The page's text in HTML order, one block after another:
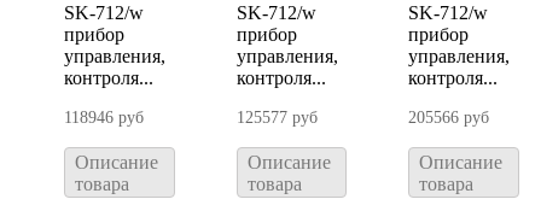
SK-712/w
прибор
управления,
контроля...
118946 руб
Описание
товара
SK-712/w
прибор
управления,
контроля...
125577 руб
Описание
товара
SK-712/w
прибор
управления,
контроля...
205566 руб
Описание
товара